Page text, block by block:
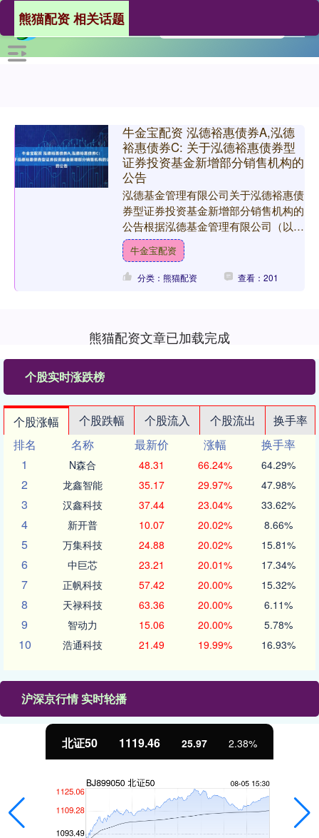
熊猫配资 相关话题
牛金宝配资 泓德裕惠债券A,泓德
裕惠债券C: 关于泓德裕惠债券型
证券投资基金新增部分销售机构的
公告
泓德基金管理有限公司关于泓德裕惠债
券型证券投资基金新增部分销售机构的
公告根据泓德基金管理有限公司（以下
简称“本公司”）于2025年5月23日发布
的《泓德裕惠债券....
牛金宝配资
分类：熊猫配资 查看：201
熊猫配资文章已加载完成
个股实时涨跌榜
个股涨幅 个股跌幅 个股流入 个股流出
换手率
排名
名称 最新价 涨幅
换手率
1
N森合 48.31 66.24% 64.29%
2 龙鑫智能 35.17 29.97% 47.98%
3 汉鑫科技 37.44 23.04% 33.62%
4 新开普 10.07 20.02% 8.66%
5 万集科技 24.88 20.02% 15.81%
6 中巨芯 23.21 20.01% 17.34%
7 正帆科技 57.42 20.00% 15.32%
8 天禄科技 63.36 20.00% 6.11%
9 智动力 15.06 20.00% 5.78%
10 浩通科技 21.49 19.99% 16.93%
沪深京行情 实时轮播
北证50 1119.46 25.97 2.38%